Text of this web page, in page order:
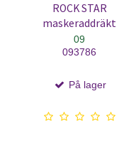
ROCK STAR
maskeraddräkt
09
093786
På lager